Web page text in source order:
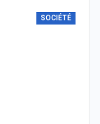
SOCIÉTÉ